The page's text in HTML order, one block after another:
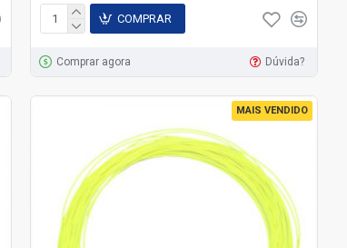
COMPRAR
Comprar agora Dúvida?
MAIS VENDIDO